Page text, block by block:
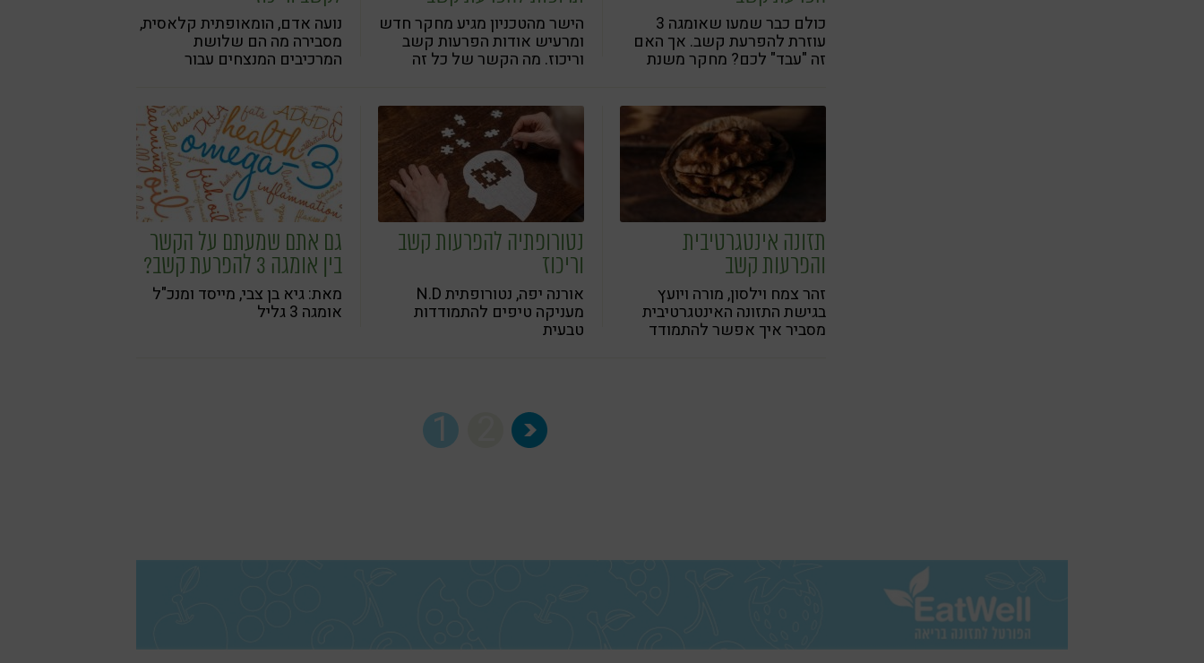
כולם כבר שמעו שאומגה 3
עוזרת להפרעת קשב. אך האם
זה "עבד" לכם? מחקר משנת
הישר מהטכניון מגיע מחקר חדש
ומרעיש אודות הפרעות קשב
וריכוז. מה הקשר של כל זה
נועה אדם, הומאופתית קלאסית,
מסבירה מה הם שלושת
המרכיבים המנצחים עבור
תזונה אינטגרטיבית
והפרעות קשב
זהר צמח וילסון, מורה ויועץ
בגישת התזונה האינטגרטיבית
מסביר איך אפשר להתמודד
נטורופתיה להפרעות קשב
וריכוז
אורנה יפה, נטורופתית N.D
מעניקה טיפים להתמודדות
טבעית
גם אתם שמעתם על הקשר
בין אומגה 3 להפרעת קשב?
מאת: גיא בן צבי, מייסד ומנכ"ל
אומגה 3 גליל
1